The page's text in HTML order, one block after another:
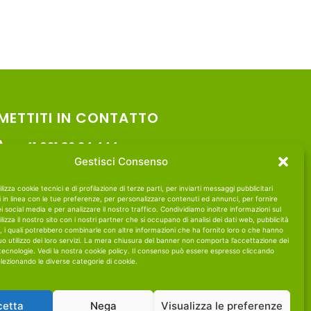
Gestisci Consenso
cookie tecnici e di profilazione di terze parti, per inviarti messaggi pubblicitari
in linea con le tue preferenze, per personalizzare contenuti ed annunci, per fornire
social media e per analizzare il nostro traffico. Condividiamo inoltre informazioni sul
il nostro sito con i nostri partner che si occupano di analisi dei dati web, pubblicità
i quali potrebbero combinarle con altre informazioni che ha fornito loro o che hanno
utilizzo dei loro servizi. La mera chiusura del banner non comporta l’accettazione dei
Vedi la nostra cookie policy. Il consenso può essere espresso cliccando
le diverse categorie di cookie.
Nega Visualizza le preferenze
IN CONTATTO
+41 091 86 24 444